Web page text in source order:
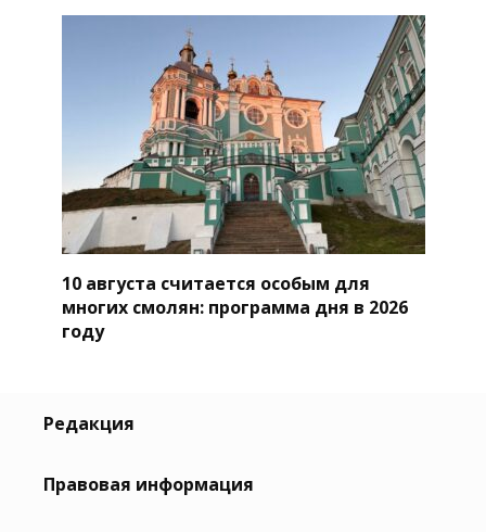
10 августа считается особым для
многих смолян: программа дня в 2026
году
Редакция
Правовая информация